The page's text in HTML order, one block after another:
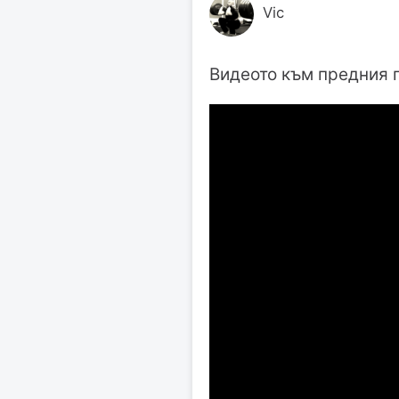
Vic
Видеото към предния